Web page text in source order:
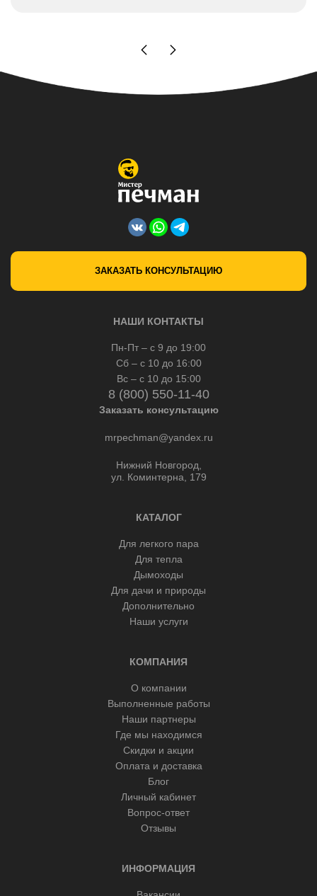
ЗАКАЗАТЬ КОНСУЛЬТАЦИЮ
НАШИ КОНТАКТЫ
Пн-Пт – с 9 до 19:00
Сб – с 10 до 16:00
Вс – с 10 до 15:00
8 (800) 550-11-40
Заказать консультацию
mrpechman@yandex.ru
Нижний Новгород,
ул. Коминтерна, 179
КАТАЛОГ
Для легкого пара
Для тепла
Дымоходы
Для дачи и природы
Дополнительно
Наши услуги
КОМПАНИЯ
О компании
Выполненные работы
Наши партнеры
Где мы находимся
Скидки и акции
Оплата и доставка
Блог
Личный кабинет
Вопрос-ответ
Отзывы
ИНФОРМАЦИЯ